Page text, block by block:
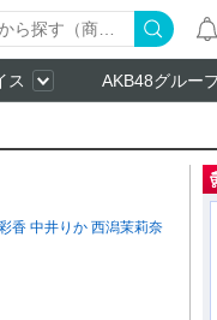
ス AKB48グルー
香 中井りか 西潟茉莉奈